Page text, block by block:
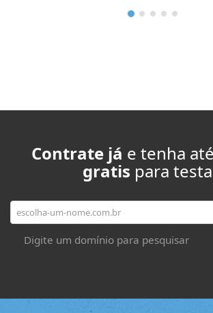
Contrate já e tenha até
gratis para
Seu domínio
Digite um domínio para pesquisar